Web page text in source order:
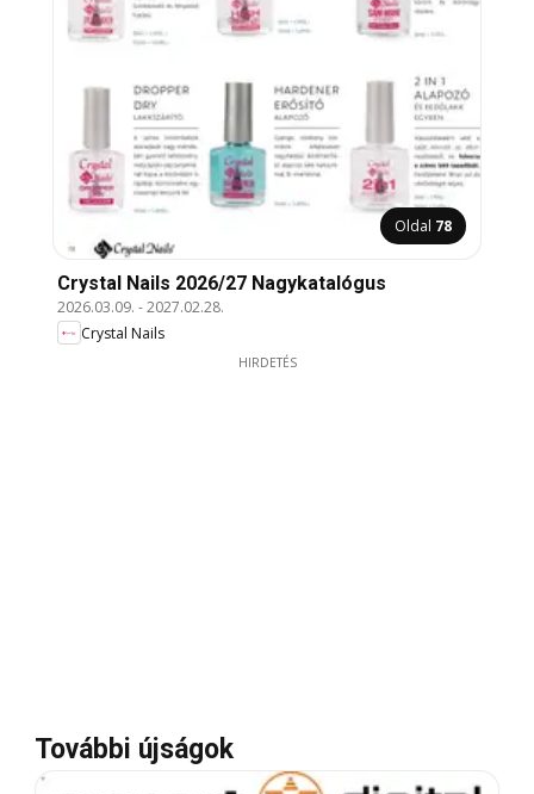
Oldal 78
Crystal Nails 2026/27 Nagykatalógus
2026.03.09. -2027.02.28.
Crystal Nails
HIRDETÉS
További újságok